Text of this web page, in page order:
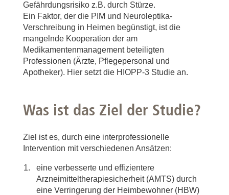
Gefährdungsrisiko z.B. durch Stürze.
Ein Faktor, der die PIM und Neuroleptika-
Verschreibung in Heimen begünstigt, ist die
mangelnde Kooperation der am
Medikamentenmanagement beteiligten
Professionen (Ärzte, Pflegepersonal und
Apotheker). Hier setzt die HIOPP-3 Studie an.
Was ist das Ziel der Studie?
Ziel ist es, durch eine interprofessionelle
Intervention mit verschiedenen Ansätzen:
eine verbesserte und effizientere
Arzneimitteltherapiesicherheit (AMTS) durch
eine Verringerung der Heimbewohner (HBW)